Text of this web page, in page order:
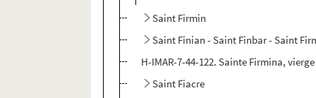
Saint Firmin
Saint Finian - Saint Finbar - Saint
H-IMAR-7-44-122. Sainte Firmina,
Saint Fiacre